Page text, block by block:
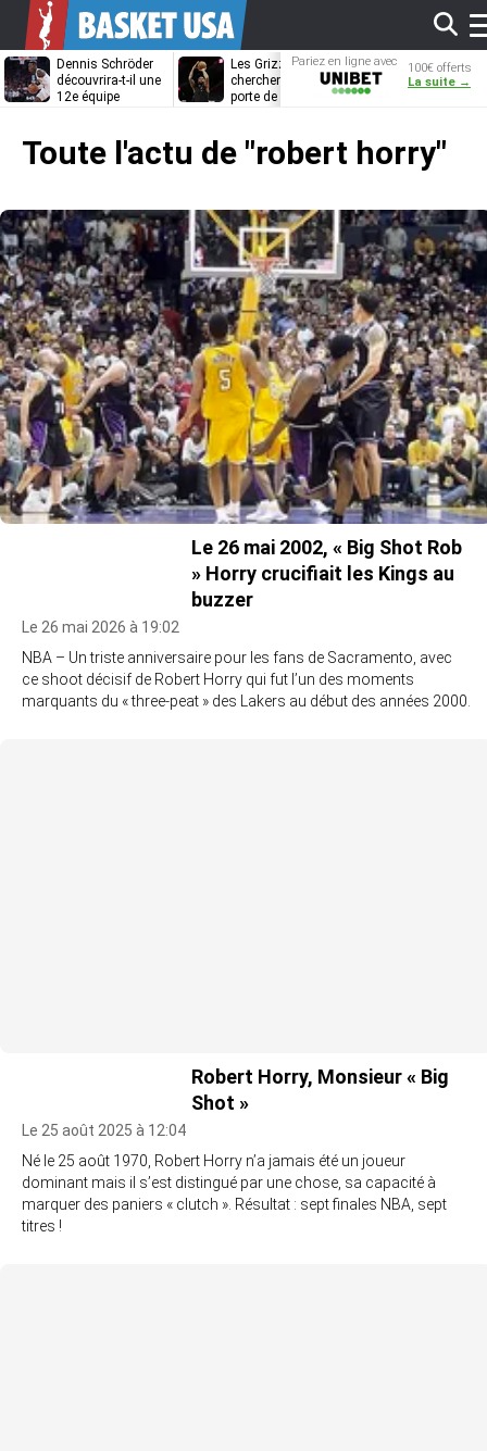
Dennis Schröder
découvrira-t-il une
12e équipe
Les Grizzlies
cherchent déjà une
porte de sortie
Dwane Casey
bientôt coach
Pariez en ligne avec
Unibet
100€ offerts
La suite →
Toute l'actu de "robert horry"
Le 26 mai 2002, « Big Shot Rob
» Horry crucifiait les Kings au
buzzer
Le 26 mai 2026 à 19:02
NBA – Un triste anniversaire pour les fans de Sacramento, avec
ce shoot décisif de Robert Horry qui fut l’un des moments
marquants du « three-peat » des Lakers au début des années 2000.
Robert Horry, Monsieur « Big
Shot »
Le 25 août 2025 à 12:04
Né le 25 août 1970, Robert Horry n’a jamais été un joueur
dominant mais il s’est distingué par une chose, sa capacité à
marquer des paniers « clutch ». Résultat : sept finales NBA, sept
titres !